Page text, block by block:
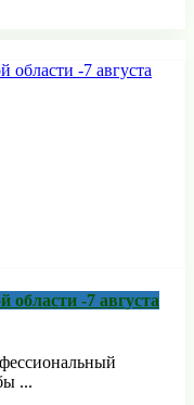
области -7 августа
...